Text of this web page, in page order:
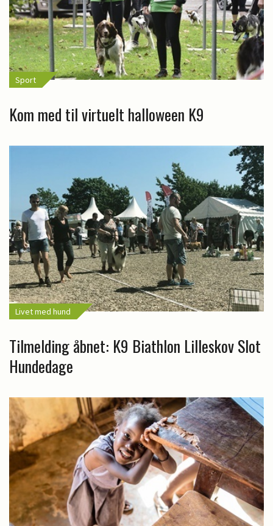
Sport
Kom med til virtuelt halloween K9
Livet med hund
Tilmelding åbnet: K9 Biathlon Lilleskov Slot
Hundedage